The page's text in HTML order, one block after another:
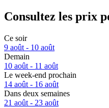
Consultez les prix
Ce soir
9 août - 10 août
Demain
10 août - 11 août
Le week-end prochain
14 août - 16 août
Dans deux semaines
21 août - 23 août